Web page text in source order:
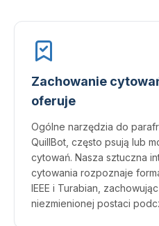
Zachowanie
oferuje
Ogólne narzędzia do
QuillBot, często psują lub
cytowań. Nasza sztuczna
cytowania rozpoznaje
IEEE i Turabian,
niezmienionej postaci